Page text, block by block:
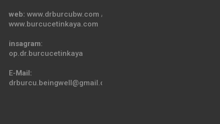
web: www.drburcubw.com /
www.burcucetinkaya.com
insagram:
op.dr.burcucetinkaya
E- Mail:
drburcu.beingwell@gmail.com